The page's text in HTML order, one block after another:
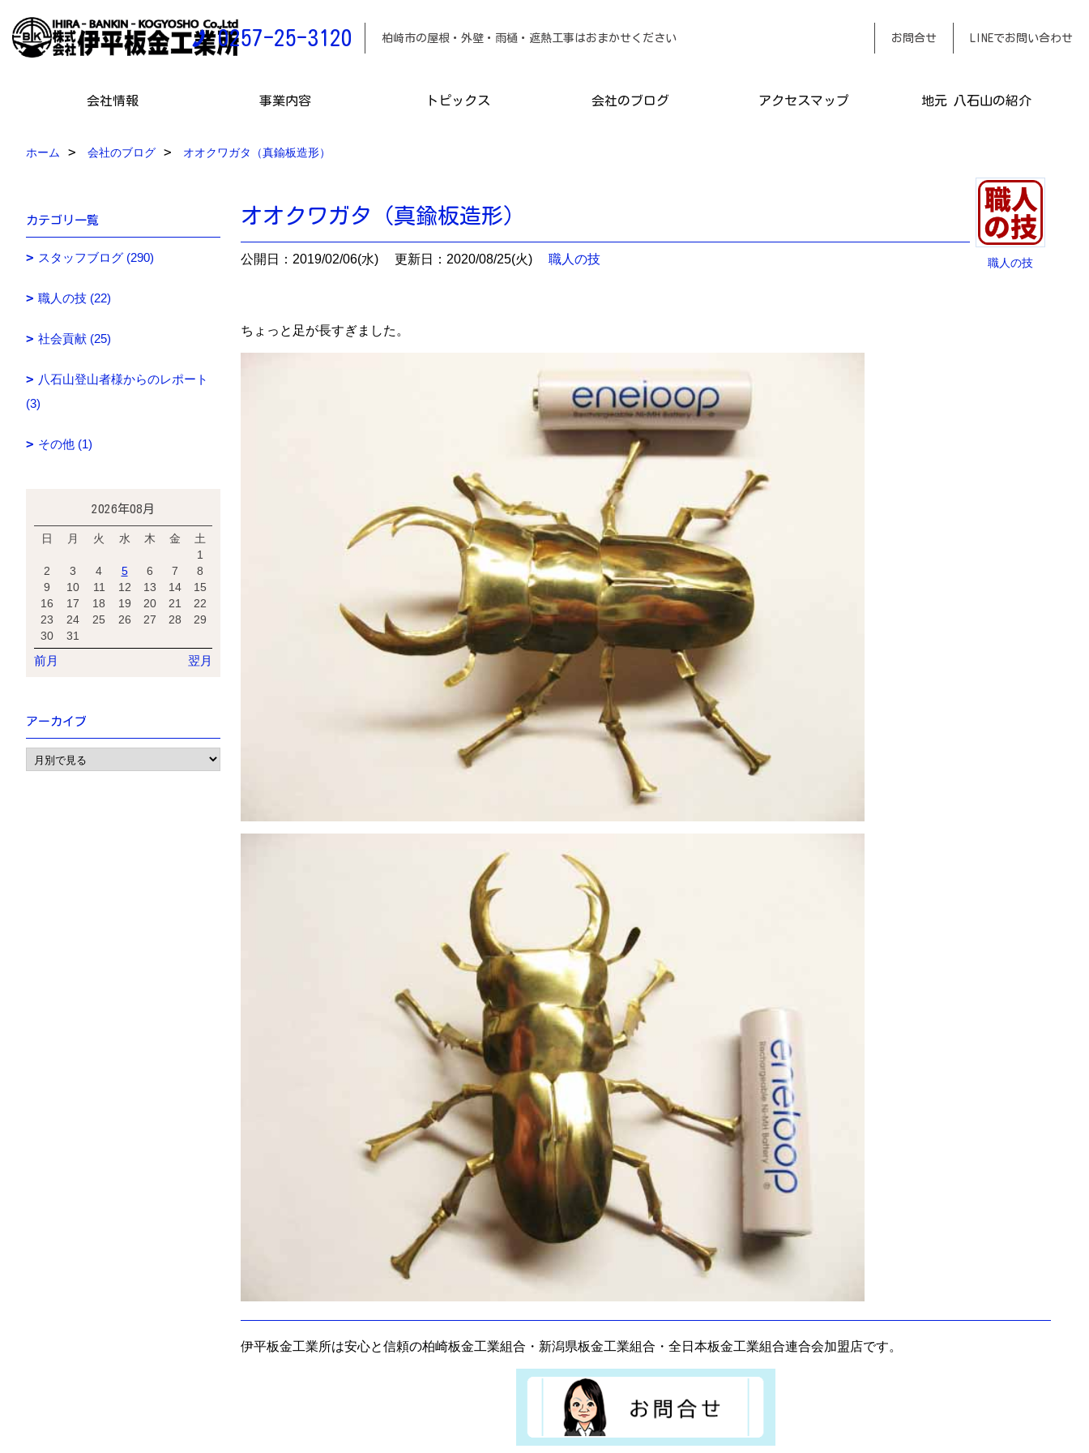
0257-25-3120 柏崎市の屋根・外壁・雨樋・遮熱工事はおまかせください お問合せ LINEでお問い合わせ
会社情報 事業内容 トピックス 会社のブログ アクセスマップ 地元 八石山の紹介
ホーム 会社のブログ オオクワガタ（真鍮板造形）
職人の技
オオクワガタ（真鍮板造形）
公開日：2019/02/06(水) 更新日：2020/08/25(火) 職人の技
ちょっと足が長すぎました。
伊平板金工業所は安心と信頼の柏崎板金工業組合・新潟県板金工業組合・全日本板金工業組合連合会加盟店です。
カテゴリ一覧
スタッフブログ (290)
職人の技 (22)
社会貢献 (25)
八石山登山者様からのレポート
(3)
その他 (1)
2026年08月
日 月 火 水 木 金
土
1
2
3 4 5 6 7
8
9
10 11 12 13 14
15
16
17 18 19 20 21
22
23
24 25 26 27 28
29
30
31
前月 翌月
アーカイブ